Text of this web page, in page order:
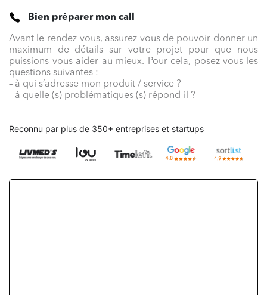
Bien préparer mon call
Avant le rendez-vous, assurez-vous de pouvoir donner un
maximum de détails sur votre projet pour que nous
puissions vous aider au mieux. Pour cela, posez-vous les
questions suivantes :
– à qui s’adresse mon produit / service ?
– à quelle (s) problématiques (s) répond-il ?
Reconnu par plus de 350+ entreprises et startups